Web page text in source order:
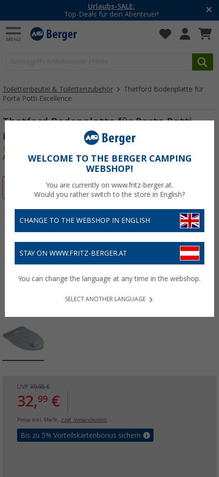
Urlaubs-SALE:
Top-Deals für dein Abenteuer!
Toilettenbeutel & Toilettenzubehör
Thetford Bodenplatte für
Porta Potti Excellence
Thetford Bodenplatte für Porta Potti
Excellence
Art.-Nr.: 228110
UVP 39,95 €
32,99 €
Preise inkl. MwSt., zzgl. Versandkosten
Bis zu 5% Vorteilskartenbonus sichern
WELCOME TO THE BERGER CAMPING
WEBSHOP!
You are currently on www.fritz-berger.at.
Would you rather switch to the store in English?
CHANGE TO THE WEBSHOP IN ENGLISH
STAY ON WWW.FRITZ-BERGER.AT
You can change the language at any time in the webshop.
SELECT ANOTHER LANGUAGE